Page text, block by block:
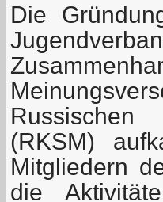
Die
(RKSM)
Mitgliedern
die